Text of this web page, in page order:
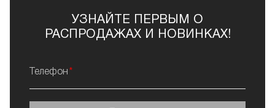
УЗНАЙТЕ ПЕРВЫМ О
РАСПРОДАЖАХ И НОВИНКАХ!
Телефон